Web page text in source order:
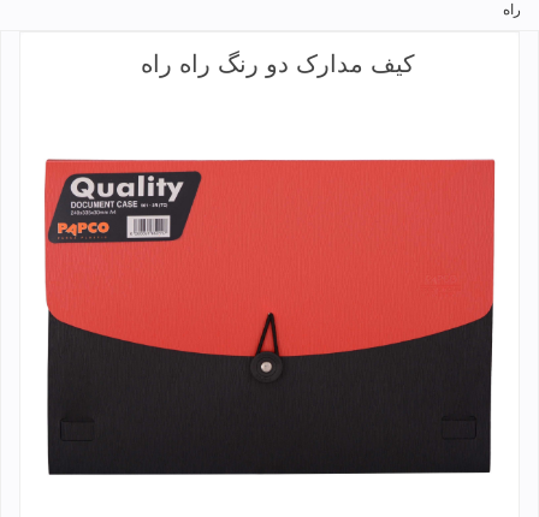
راه
کیف مدارک دو رنگ راه راه